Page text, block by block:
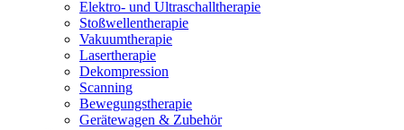
Elektro- und Ultraschalltherapie
Stoßwellentherapie
Vakuumtherapie
Lasertherapie
Dekompression
Scanning
Bewegungstherapie
Gerätewagen & Zubehör